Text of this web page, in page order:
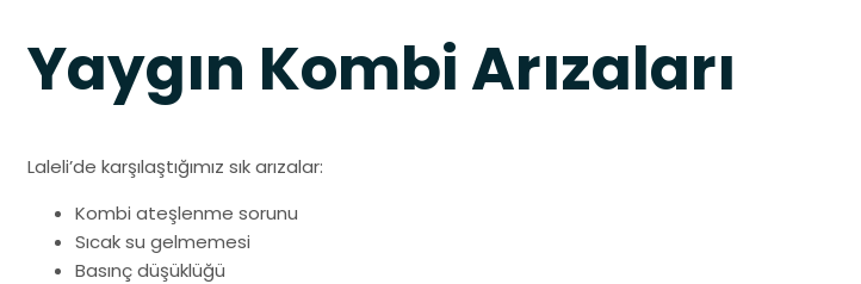
Yaygın Kombi Arızaları
Laleli’de karşılaştığımız sık arızalar:
Kombi ateşlenme sorunu
Sıcak su gelmemesi
Basınç düşüklüğü